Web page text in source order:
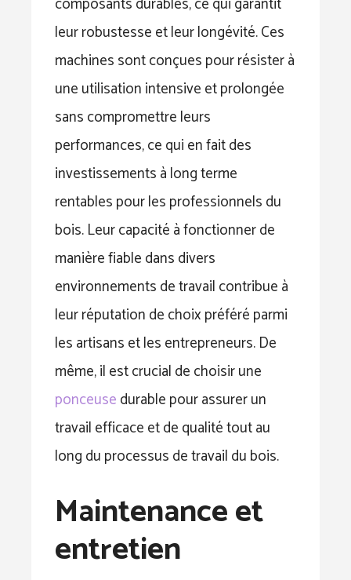
leur robustesse et leur longévité. Ces
machines sont conçues pour résister à
une utilisation intensive et prolongée
sans compromettre leurs
performances, ce qui en fait des
investissements à long terme
rentables pour les professionnels du
bois. Leur capacité à fonctionner de
manière fiable dans divers
environnements de travail contribue à
leur réputation de choix préféré parmi
les artisans et les entrepreneurs. De
même, il est crucial de choisir une
ponceusedurable pour assurer un
travail efficace et de qualité tout au
long du processus de travail du bois.
Maintenance et
entretien